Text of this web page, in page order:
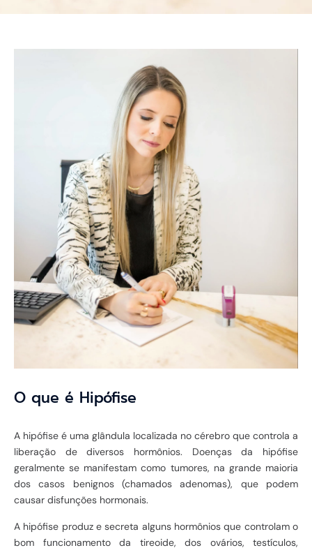
O que é Hipófise
A hipófise é uma glândula localizada no cérebro que controla a
liberação de diversos hormônios. Doenças da hipófise
geralmente se manifestam como tumores, na grande maioria
dos casos benignos (chamados adenomas), que podem
causar disfunções hormonais.
A hipófise produz e secreta alguns hormônios que controlam o
bom funcionamento da tireoide, dos ovários, testículos,